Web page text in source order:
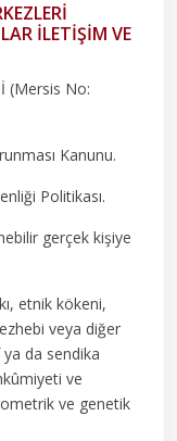
İLETİŞİM VE
(Mersis No:
Kanunu.
Politikası.
gerçek kişiye
etnik kökeni,
veya diğer
ya da sendika
ve
ve genetik